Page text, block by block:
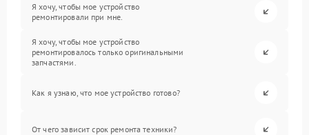
Я хочу, чтобы мое устройство
ремонтировали при мне.
Я хочу, чтобы мое устройство
ремонтировалось только оригинальными
запчастями.
Как я узнаю, что мое устройство готово?
От чего зависит срок ремонта техники?